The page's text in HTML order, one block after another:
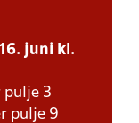
juni kl.
pulje 3
pulje 9